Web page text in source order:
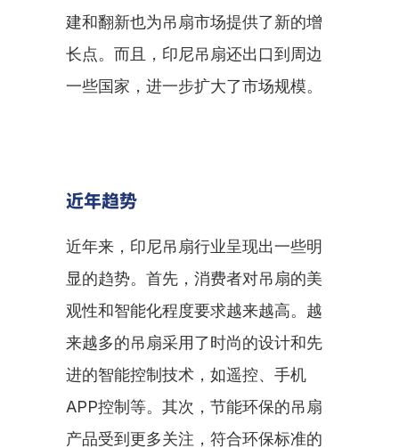
建和翻新也为吊扇市场提供了新的增
长点。而且，印尼吊扇还出口到周边
一些国家，进一步扩大了市场规模。
近年趋势
近年来，印尼吊扇行业呈现出一些明
显的趋势。首先，消费者对吊扇的美
观性和智能化程度要求越来越高。越
来越多的吊扇采用了时尚的设计和先
进的智能控制技术，如遥控、手机
APP控制等。其次，节能环保的吊扇
产品受到更多关注，符合环保标准的